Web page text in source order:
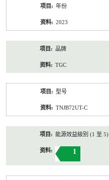
年份
2023
品牌
TGC
型号
TNJB72UT-C
能源效益級別 (1 至 5)
1